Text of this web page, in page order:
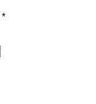
*Obligatorio